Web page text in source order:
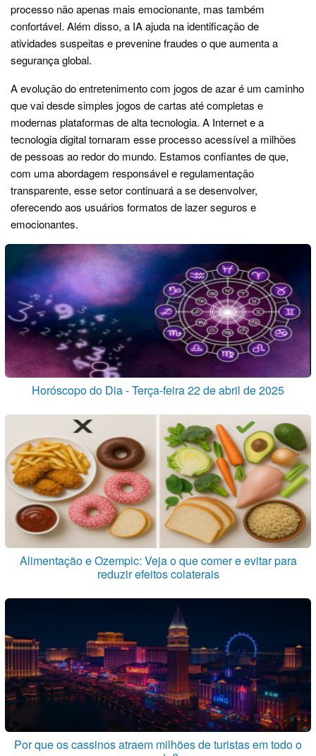
processo não apenas mais emocionante, mas também
confortável. Além disso, a IA ajuda na identificação de
atividades suspeitas e prevenine fraudes o que aumenta a
segurança global.
A evolução do entretenimento com jogos de azar é um caminho
que vai desde simples jogos de cartas até completas e
modernas plataformas de alta tecnologia. A Internet e a
tecnologia digital tornaram esse processo acessível a milhões
de pessoas ao redor do mundo. Estamos confiantes de que,
com uma abordagem responsável e regulamentação
transparente, esse setor continuará a se desenvolver,
oferecendo aos usuários formatos de lazer seguros e
emocionantes.
Horóscopo do Dia - Terça-feira 22 de abril de 2025
Alimentação e Ozempic: Veja o que comer e evitar para
reduzir efeitos colaterais
Por que os cassinos atraem milhões de turistas em todo o